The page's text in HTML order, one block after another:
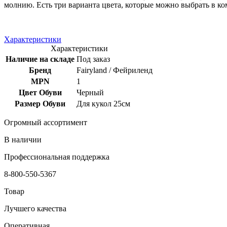
молнию. Есть три варианта цвета, которые можно выбрать в
Характеристики
Характеристики
Наличие на складе Под заказ
Бренд
Fairyland / Фейриленд
MPN
1
Цвет Обуви
Черный
Размер Обуви
Для кукол 25см
Огромный ассортимент
В наличии
Профессиональная поддержка
8-800-550-5367
Товар
Лучшего качества